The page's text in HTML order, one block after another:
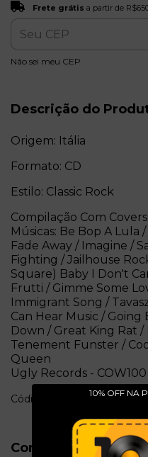
10% OFF NA
Entregas para o CEP:
Frete grátis a partir de
Não sei meu CEP
Descrição do
Origem: Itália
Formato: CD
Estilo: Classic Rock
Compilação Com
Músicas: Be Bop A Lula
Fade Away / Imagine /
Fighting / Jailhouse
Square) Baby I Don't
Frutti / Gimme Some
Immigrant Song /
Can Hear Music /
Down / Great King Rat /
Tenement Funster /
Queen
Ugly Records - COW100
Código: c3681a
Conservação do